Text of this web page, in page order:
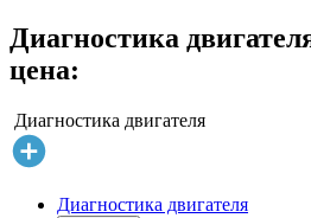
Диагностика
цена:
Диагностика двигателя
Диагностика двигателя